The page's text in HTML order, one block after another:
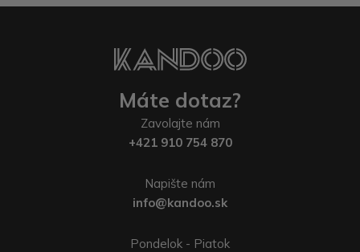
Máte dotaz?
Zavolajte nám
+421 910 754 870
Napište nám
info@kandoo.sk
Pondelok - Piatok